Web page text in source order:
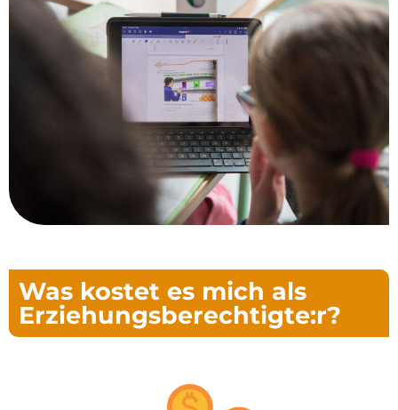
Was kostet es mich als
Erziehungsberechtigte:r?